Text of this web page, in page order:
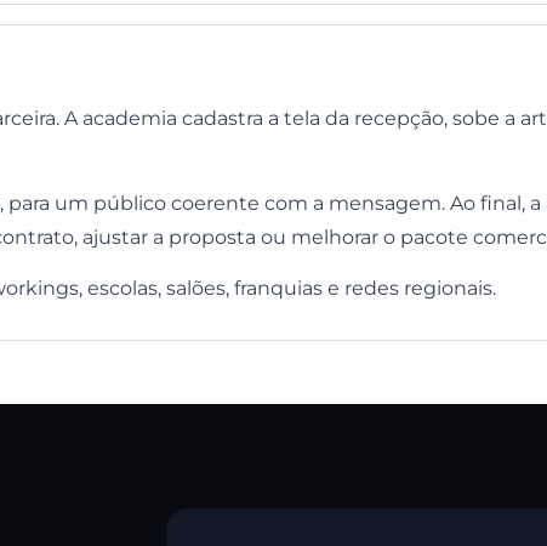
A academia cadastra a tela da recepção, sobe a
um público coerente com a mensagem. Ao final,
ajustar a proposta ou melhorar o pacote
escolas, salões, franquias e redes regionais.